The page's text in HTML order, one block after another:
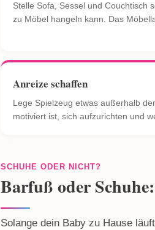
Stelle Sofa, Sessel und Couchtisch
zu Möbel hangeln kann. Das
Anreize schaffen
Lege Spielzeug etwas außerhalb
motiviert ist, sich aufzurichten und
SCHUHE ODER NICHT?
Barfuß oder
Solange dein Baby zu Hause